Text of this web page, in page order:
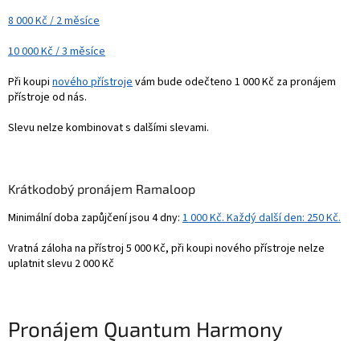
8 000 Kč / 2 měsíce
10 000 Kč / 3 měsíce
Při koupi nového přístrojevám bude odečteno 1 000 Kč za pronájem
přístroje od nás.
Slevu nelze kombinovat s dalšími slevami.
Krátkodobý pronájem Ramaloop
Minimální doba zapůjčení jsou 4 dny: 1 000 Kč. Každý další den: 250 Kč.
Vratná záloha na přístroj 5 000 Kč, při koupi nového přístroje nelze
uplatnit slevu 2 000 Kč
Pronájem Quantum Harmony